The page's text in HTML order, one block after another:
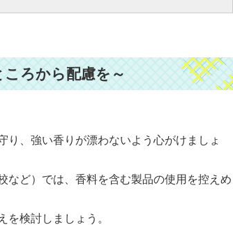
ろから配慮を～
、強い香りが漂わないよう心がけましょ
ど）では、香料を含む製品の使用を控えめ
検討しましょう。